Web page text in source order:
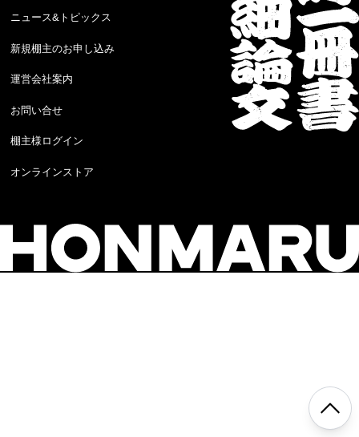
ニュース&トピックス
新規棚主のお申し込み
運営会社案内
お問い合せ
棚主様ログイン
オンラインストア